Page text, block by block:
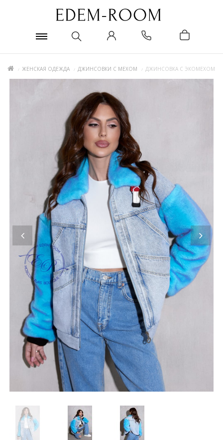
ЖЕНСКАЯ ОДЕЖДА ДЖИНСОВКИ С МЕХОМ ДЖИНСОВКА С ЭКОМЕХОМ